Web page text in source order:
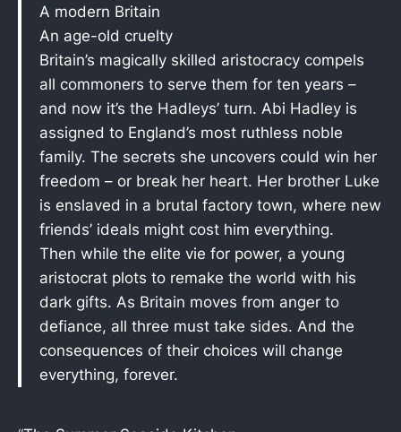
A modern Britain
An age-old cruelty
Britain’s magically skilled aristocracy compels
all commoners to serve them for ten years –
and now it’s the Hadleys’ turn. Abi Hadley is
assigned to England’s most ruthless noble
family. The secrets she uncovers could win her
freedom – or break her heart. Her brother Luke
is enslaved in a brutal factory town, where new
friends’ ideals might cost him everything.
Then while the elite vie for power, a young
aristocrat plots to remake the world with his
dark gifts. As Britain moves from anger to
defiance, all three must take sides. And the
consequences of their choices will change
everything, forever.